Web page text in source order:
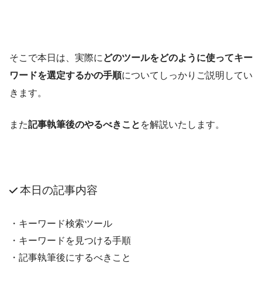
そこで本日は、実際に どのツールをどのように使ってキー
ワードを選定するかの手順についてしっかりご説明してい
きます。
また記事執筆後のやるべきこと を解説いたします。
本日の記事内容
・キーワード検索ツール
・キーワードを見つける手順
・記事執筆後にするべきこと